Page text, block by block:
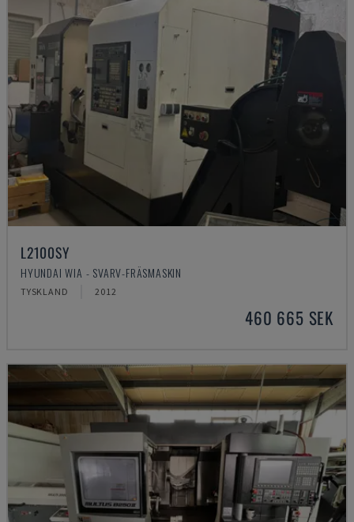
L2100SY
HYUNDAI WIA - SVARV-FRÄSMASKIN
TYSKLAND 2012
460 665 SEK